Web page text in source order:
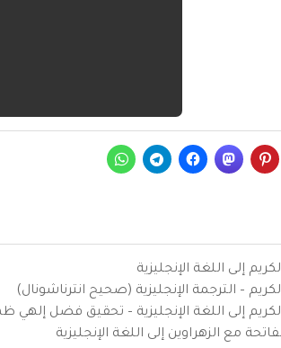
إلى اللغة الإنجليزية
– الترجمة الإنجليزية (صحيح انترناشونال)
إلى اللغة الإنجليزية – تحقيق فضل إلهي
مع الزهراوين إلى اللغة الإنجليزية